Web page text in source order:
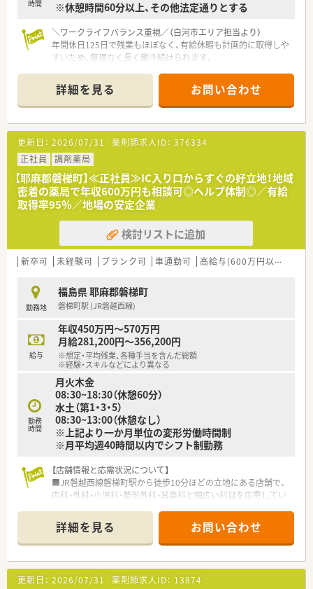
時間
※休憩時間60分以上、その他法定通りとする
＼ワークライフバランス重視／（白河市エリア担当より）
年間休日125日で残業もほぼなく、有給休暇も計画的に取得しや
すいため、無理なく長く働き続けられます。
【店舗情報と応需状況について】
■最寄り駅である白河駅から車で8分ほどの距離に位置し、1日
70～80枚の処方箋を受け付けている急募の調剤薬局です。
■近隣クリニックから内科や小児科の処方箋を応需するほか、施
設や居宅への在宅業務にも積極的に取り組む環境です。
■常勤の薬剤師2名と事務スタッフ2名が密に連携し、患者様一
人ひとりとじっくり向き合いながら業務に集中できます。
【法人特徴について】
■大手薬局法人の合併によって強固な経営基盤を構築し、全国規
模で安定した地域医療サービスを展開しているチェーンです。
■「あなたに今、わたしができること」を理念に掲げ、患者様との
対話を重視した質の高い医療サービスの提供を目指していま
す。
され、理想の将来像を描きながら長く勤務し続けることが可能で
す。
【求人情報について】
■全国を対象とした勤務からご自宅周辺に限定した働き方まで、
ライフスタイルに合わせて4つの勤務コースから選択可能です。
■経験や年齢に応じた適切な給与設定を行っており、全国転勤コ
す。
■確定拠出年金制度をはじめ、住宅手当や各種保険制度など、従
業員の生活を豊かにするための充実した福利厚生が整っていま
す。
詳細を見る お問い合わせ
更新日： 2026/07/31 薬剤師求人ID： 376334
正社員
調剤薬局
【耶麻郡磐梯町】≪正社員≫IC入り口からすぐの好立地！地域
密着の薬局で年収600万円も相談可◎ヘルプ体制◎／有給
取得率95％／地場の安定企業
検討リストに追加
新卒可 未経験可 ブランク可 車通勤可 高給与(600万円以上)
勤務地
福島県 耶麻郡磐梯町
磐梯町駅 (JR磐越西線)
給与
年収450万円～570万円
月給281,200円～356,200円
※想定・平均残業、各種手当を含んだ総額
※経験・スキルなどにより異なる
勤務
時間
月火木金
08:30~18:30（休憩60分）
水土（第1・3・5）
08:30~13:00（休憩なし）
※上記より一か月単位の変形労働時間制
※月平均週40時間以内でシフト制勤務
【店舗情報と応需状況について】
■JR磐越西線磐梯町駅から徒歩10分ほどの立地にある店舗で、
内科・外科・小児科・整形外科・耳鼻科と幅広い科目を応需してい
■1日の処方箋応需枚数は45枚前後と落ち着いており、薬剤師3
名体制（常勤2名、パート1名）で対応しています。
■門前の処方箋がメインですが、広く地域の患者さまの処方箋も
受け付けており、地域に深く貢献できる環境です。
【募集背景と求める人物像について】
詳細を見る お問い合わせ
更新日： 2026/07/31 薬剤師求人ID： 13874